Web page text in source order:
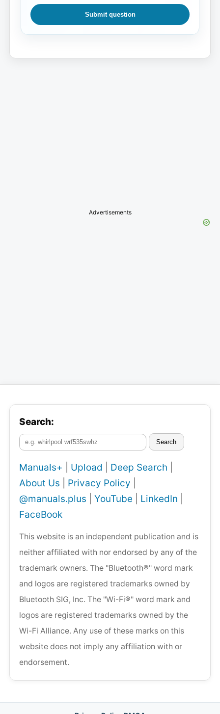
Submit question
Advertisements
Search:
Search
Manuals+ Upload Deep Search
About Us
Privacy Policy
@manuals.plus
YouTube LinkedIn
FaceBook
This website is an independent publication and is
neither affiliated with nor endorsed by any of the
trademark owners. The "Bluetooth®" word mark
and logos are registered trademarks owned by
Bluetooth SIG, Inc. The "Wi-Fi®" word mark and
logos are registered trademarks owned by the
Wi-Fi Alliance. Any use of these marks on this
website does not imply any affiliation with or
endorsement.